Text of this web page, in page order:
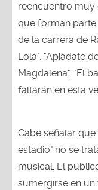
reencuentro muy
que forman parte
de la carrera de
Lola", "Apiádate
Magdalena", "El
faltarán en esta
Cabe señalar que
estadio" no se
musical. El
sumergirse en